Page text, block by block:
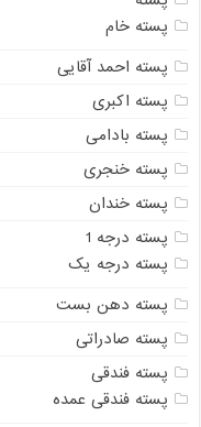
پسته خام
پسته احمد آقایی
پسته اکبری
پسته بادامی
پسته خنجری
پسته خندان
پسته درجه 1
پسته درجه یک
پسته دهن بست
پسته صادراتی
پسته فندقی
پسته فندقی عمده